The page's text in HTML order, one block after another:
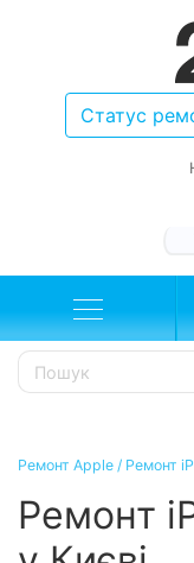
Статус
Ремонт Apple / Ремонт
Ремонт